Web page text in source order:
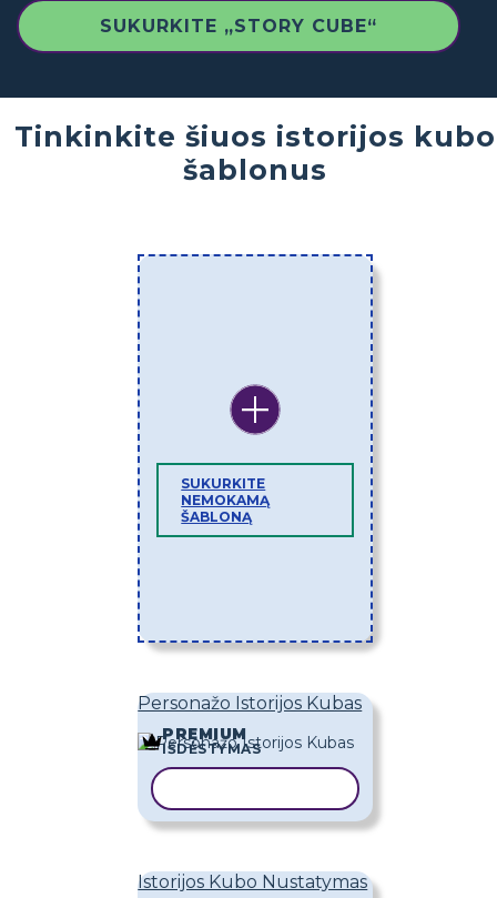
SUKURKITE „STORY CUBE“
Tinkinkite šiuos istorijos kubo
šablonus
SUKURKITE
NEMOKAMĄ
ŠABLONĄ
Personažo Istorijos Kubas
PREMIUM
IŠDĖSTYMAS
Istorijos Kubo Nustatymas